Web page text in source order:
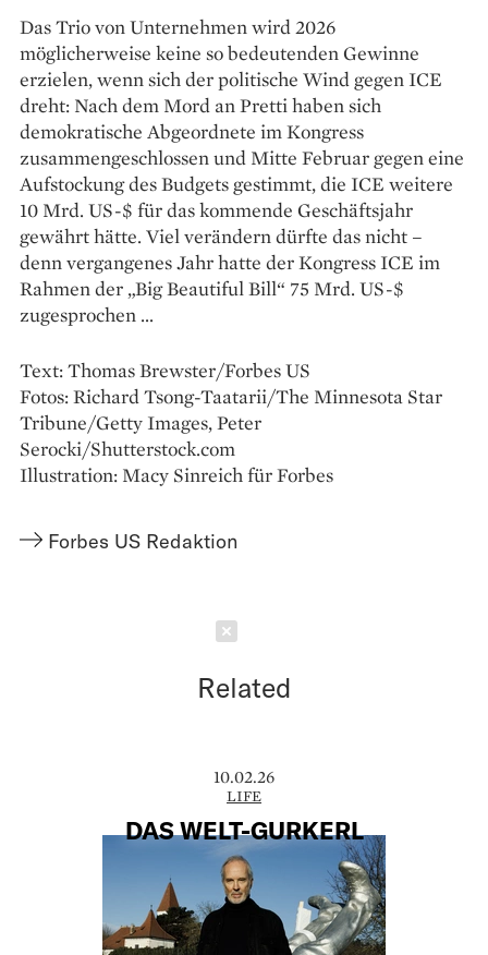
Das Trio von Unternehmen wird 2026
möglicherweise keine so bedeutenden Gewinne
erzielen, wenn sich der politische Wind gegen ICE
dreht: Nach dem Mord an Pretti haben sich
demokratische Abgeordnete im Kongress
zusammengeschlossen und Mitte Februar gegen eine
Aufstockung des Budgets gestimmt, die ICE weitere
10 Mrd. US-$ für das kommende Geschäftsjahr
gewährt hätte. Viel verändern dürfte das nicht –
denn vergangenes Jahr hatte der Kongress ICE im
Rahmen der „Big Beautiful Bill“ 75 Mrd. US-$
zugesprochen …
Text: Thomas Brewster/Forbes US
Fotos: Richard Tsong-Taatarii/The Minnesota Star
Tribune/Getty Images, Peter
Serocki/Shutterstock.com
Illustration: Macy Sinreich für Forbes
Forbes US Redaktion
Related
10.02.26
LIFE
DAS WELT-GURKERL